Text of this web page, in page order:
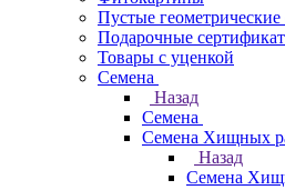
Пустые
Подарочные
Товары с уценкой
Семена
Назад
Семена
Семена Хищных
Назад
Семена